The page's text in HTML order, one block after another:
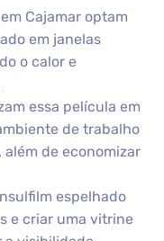
Cajamar optam
em janelas
o calor e
essa película em
de trabalho
de economizar
espelhado
e criar uma vitrine